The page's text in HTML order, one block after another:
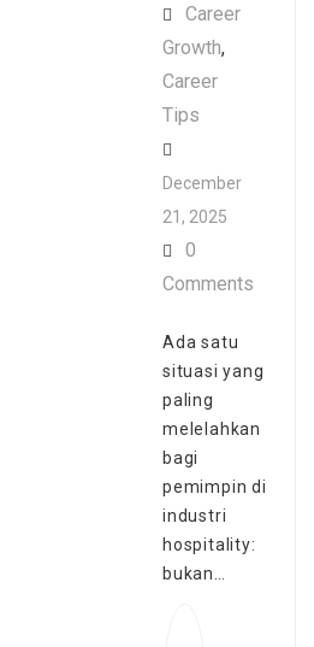
Career
Growth,
Career
Tips
December
21, 2025
0
Comments
Ada satu
situasi yang
paling
melelahkan
bagi
pemimpin di
industri
hospitality:
bukan…